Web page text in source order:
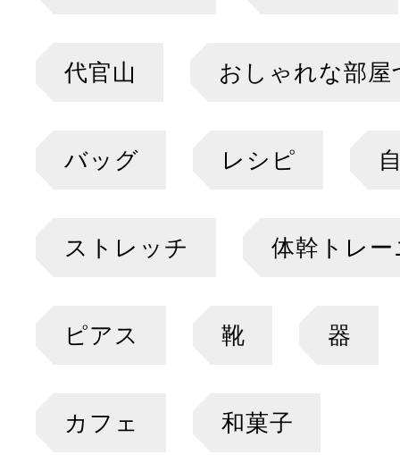
代官山 おしゃれな部屋
バッグ レシピ
ストレッチ 体幹トレ
ピアス 靴 器
カフェ 和菓子